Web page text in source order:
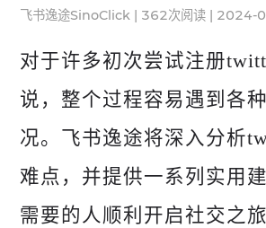
飞书逸途SinoClick | 362次阅读 | 2024-
对于许多初次尝试注册
说，整个过程容易遇到各
况。飞书逸途将深入分析
难点，并提供一系列实用
需要的人顺利开启社交之旅